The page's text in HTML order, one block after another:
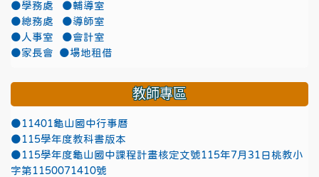
●學務處
●輔導室
●總務處
●導師室
●人事室
●會計室
●家長會
●場地租借
教師專區
●11401龜山國中行事曆
●115學年度教科書版本
●115學年度龜山國中課程計畫核定文號115年7月31日桃教小
字第1150071410號